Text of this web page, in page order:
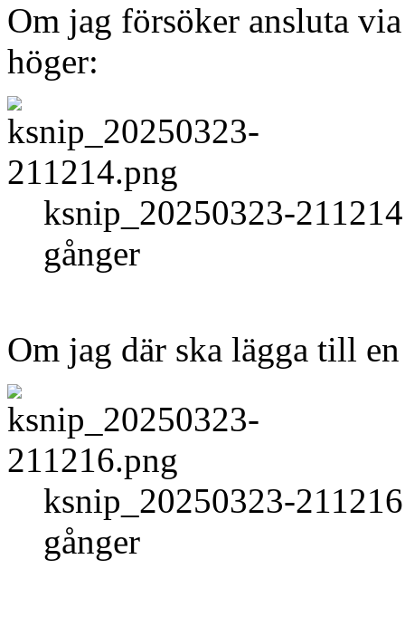
Om jag försöker ansluta
höger:
ksnip_20250323-
gånger
Om jag där ska lägga till
ksnip_20250323-
gånger